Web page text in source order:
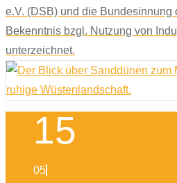
e.V. (DSB) und die Bundesinnung
Bekenntnis bzgl. Nutzung von
unterzeichnet.
15
05